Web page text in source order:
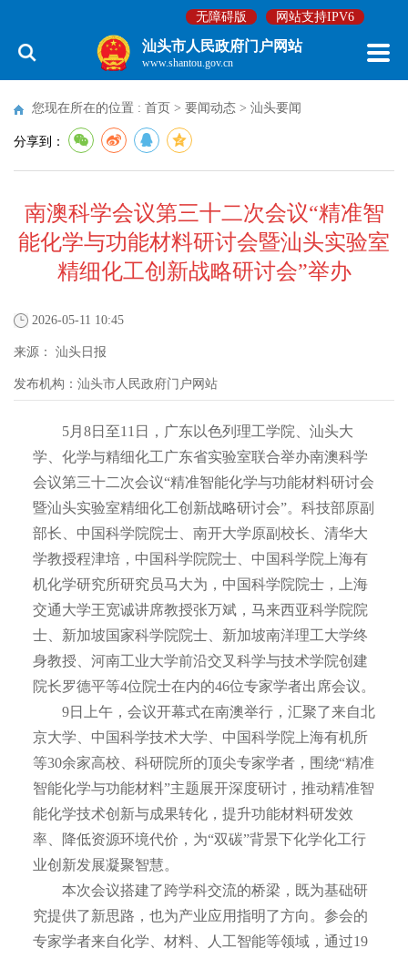
无障碍版 网站支持IPV6
汕头市人民政府门户网站
www.shantou.gov.cn
您现在所在的位置 : 首页 > 要闻动态 > 汕头要闻
分享到：
南澳科学会议第三十二次会议“精准智
能化学与功能材料研讨会暨汕头实验室
精细化工创新战略研讨会”举办
2026-05-11 10:45
来源： 汕头日报
发布机构： 汕头市人民政府门户网站
5月8日至11日，广东以色列理工学院、汕头大
学、化学与精细化工广东省实验室联合举办南澳科学
会议第三十二次会议“精准智能化学与功能材料研讨会
暨汕头实验室精细化工创新战略研讨会”。科技部原副
部长、中国科学院院士、南开大学原副校长、清华大
学教授程津培，中国科学院院士、中国科学院上海有
机化学研究所研究员马大为，中国科学院院士，上海
交通大学王宽诚讲席教授张万斌，马来西亚科学院院
士、新加坡国家科学院院士、新加坡南洋理工大学终
身教授、河南工业大学前沿交叉科学与技术学院创建
院长罗德平等4位院士在内的46位专家学者出席会议。
9日上午，会议开幕式在南澳举行，汇聚了来自北
京大学、中国科学技术大学、中国科学院上海有机所
等30余家高校、科研院所的顶尖专家学者，围绕“精准
智能化学与功能材料”主题展开深度研讨，推动精准智
能化学技术创新与成果转化，提升功能材料研发效
率、降低资源环境代价，为“双碳”背景下化学化工行
业创新发展凝聚智慧。
本次会议搭建了跨学科交流的桥梁，既为基础研
究提供了新思路，也为产业应用指明了方向。参会的
专家学者来自化学、材料、人工智能等领域，通过19